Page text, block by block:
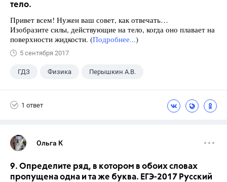
тело.
Привет всем! Нужен ваш совет, как отвечать…
Изобразите силы, действующие на тело, когда оно плавает на
поверхности жидкости. (Подробнее...)
5 сентября 2017
ГДЗ Физика Перышкин А.В.
1 ответ
Ольга К
9. Определите ряд, в котором в обоих словах
пропущена одна и та же буква. ЕГЭ-2017 Русский